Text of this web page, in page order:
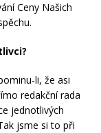
Ceny Našich
li, že asi
redakční rada
jednotlivých
jsme si to při